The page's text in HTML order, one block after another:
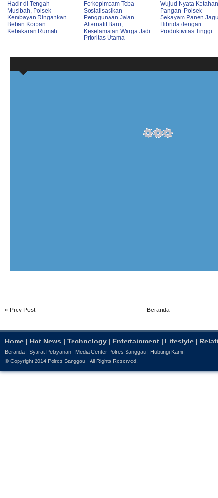
Hadir di Tengah
Musibah, Polsek
Kembayan Ringankan
Beban Korban
Kebakaran Rumah
Forkopimcam Toba
Sosialisasikan
Penggunaan Jalan
Alternatif Baru,
Keselamatan Warga Jadi
Prioritas Utama
Wujud Nyata
Pangan, Polsek
Sekayam Panen
Hibrida dengan
Produktivitas Tinggi
« Prev Post Beranda
Home | Hot News | Technology | Entertainment | Lifestyle |
Beranda Syarat Pelayanan Media Center Polres Sanggau Hubungi Kami
© Copyright 2014 Polres Sanggau - All Rights Reserved.